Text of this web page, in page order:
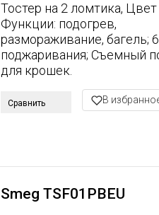
Тостер на 2 ломтика,
Функции: подогрев,
размораживание, багель;
поджаривания; Съемный
для крошек.
Сравнить В
Smeg TSF01PBEU